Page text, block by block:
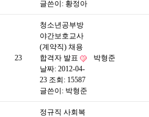
글쓴이: 황정아
23
청소년공부방
야간보호교사
(계약직) 채용
합격자 발표
날짜: 2012-04-
23 조회: 15587
글쓴이: 박형준
박형준
정규직 사회복